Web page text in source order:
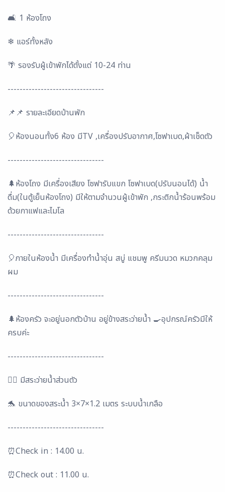
🛋 1​ ห้องโถง
❄ แอร์ทั้งหลัง
🌴 รองรับผู้เข้าพักได้ตั้งแต่ 10-24 ท่าน
--------------------------------
📌📌 รายละเอียดบ้านพัก
🎈ห้องนอนทั้ง6 ห้อง มีTV ,เครื่องปรับอากาศ,โซฟาเบด,ผ้าเช็ดตัว
--------------------------------
🌲ห้องโถง มีเครื่องเสียง โซฟารับแขก โซฟาเบด(ปรับนอนได้) น้ำ
ดื่ม(ในตู้เย็นห้องโถง) มีให้ตามจำนวนผู้เข้าพัก ,กระติกน้ำร้อนพร้อม
ด้วยกาแฟและไมโล
--------------------------------
🎈ภายในห้องน้ำ มีเครื่องทำน้ำอุ่น สบู่ แชมพู ครีมนวด หมวกคลุม
ผม
--------------------------------
🌲ห้องครัว จะอยู่นอกตัวบ้าน อยู่ข้างสระว่ายน้ำ 🍳อุปกรณ์ครัวมีให้
ครบค่ะ
--------------------------------
🏊‍♂️ มีสระว่ายน้ำส่วนตัว
🐬 ขนาดของสระน้ำ 3×7×1.2 เมตร ระบบน้ำเกลือ
--------------------------------
⏰Check in : 14.00 น.
⏰Check out : 11.00 น.